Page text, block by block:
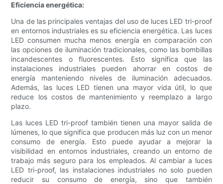
Eficiencia energética:
Una de las principales ventajas del uso de luces LED tri-proof
en entornos industriales es su eficiencia energética. Las luces
LED consumen mucha menos energía en comparación con
las opciones de iluminación tradicionales, como las bombillas
incandescentes o fluorescentes. Esto significa que las
instalaciones industriales pueden ahorrar en costos de
energía manteniendo niveles de iluminación adecuados.
Además, las luces LED tienen una mayor vida útil, lo que
reduce los costos de mantenimiento y reemplazo a largo
plazo.
Las luces LED tri-proof también tienen una mayor salida de
lúmenes, lo que significa que producen más luz con un menor
consumo de energía. Esto puede ayudar a mejorar la
visibilidad en entornos industriales, creando un entorno de
trabajo más seguro para los empleados. Al cambiar a luces
LED tri-proof, las instalaciones industriales no solo pueden
reducir su consumo de energía, sino que también